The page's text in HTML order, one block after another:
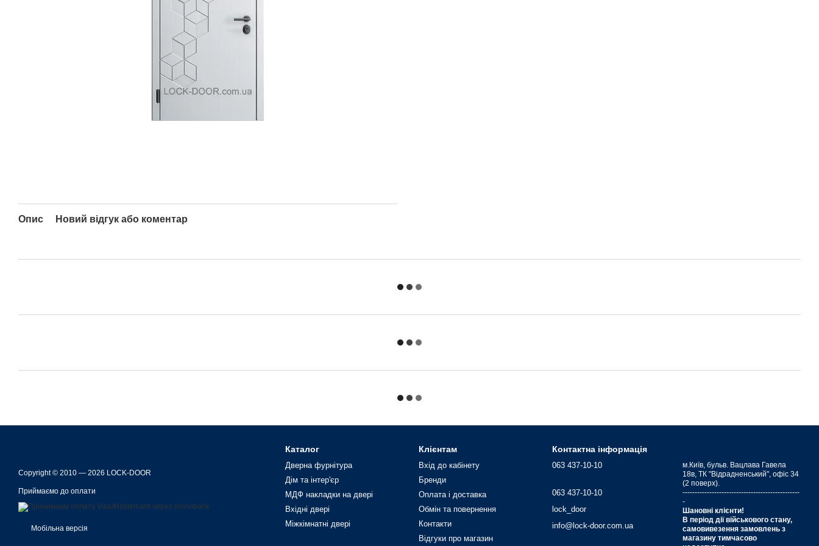
Опис Новий відгук або коментар
Copyright © 2010 — 2026 LOCK-DOOR
Приймаємо до оплати
Мобільна версія
Каталог
Дверна фурнітура
Дім та інтер'єр
МДФ накладки на двері
Вхідні двері
Міжкімнатні двері
Клієнтам
Вхід до кабінету
Бренди
Оплата і доставка
Обмін та повернення
Контакти
Відгуки про магазин
Контактна інформація
063 437-10-10
063 437-10-10
lock_door
info@lock-door.com.ua
м.Київ, бульв. Вацлава Гавела
18в, ТК "Відрадненський", офіс 34
(2 поверх).
------------------------------------------------
-
Шановні клієнти!
В період дії військового стану,
самовивезення замовлень з
магазину тимчасово